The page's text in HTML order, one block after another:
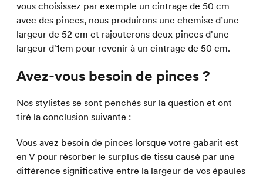
vous choisissez par exemple un cintrage de 50 cm
avec des pinces, nous produirons une chemise d’une
largeur de 52 cm et rajouterons deux pinces d'une
largeur d'1cm pour revenir à un cintrage de 50 cm.
Avez-vous besoin de pinces ?
Nos stylistes se sont penchés sur la question et ont
tiré la conclusion suivante :
Vous avez besoin de pinces lorsque votre gabarit est
en V pour résorber le surplus de tissu causé par une
différence significative entre la largeur de vos épaules